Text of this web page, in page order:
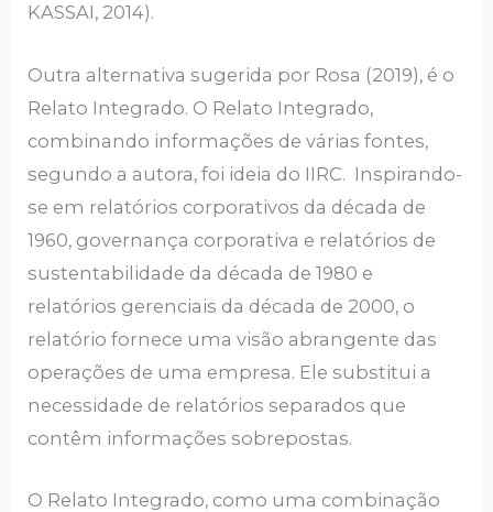
KASSAI, 2014).
Outra alternativa sugerida por Rosa (2019), é o
Relato Integrado. O Relato Integrado,
combinando informações de várias fontes,
segundo a autora, foi ideia do IIRC. Inspirando-
se em relatórios corporativos da década de
1960, governança corporativa e relatórios de
sustentabilidade da década de 1980 e
relatórios gerenciais da década de 2000, o
relatório fornece uma visão abrangente das
operações de uma empresa. Ele substitui a
necessidade de relatórios separados que
contêm informações sobrepostas.
O Relato Integrado, como uma combinação